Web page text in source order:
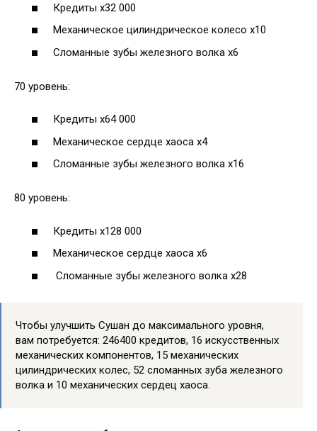
Кредиты х32 000
Механическое цилиндрическое колесо х10
Сломанные зубы железного волка х6
70 уровень:
Кредиты х64 000
Механическое сердце хаоса х4
Сломанные зубы железного волка х16
80 уровень:
Кредиты х128 000
Механическое сердце хаоса х6
Сломанные зубы железного волка х28
Чтобы улучшить Сушан до максимального уровня,
вам потребуется: 246400 кредитов, 16 искусственных
механических компонентов, 15 механических
цилиндрических колес, 52 сломанных зуба железного
волка и 10 механических сердец хаоса.